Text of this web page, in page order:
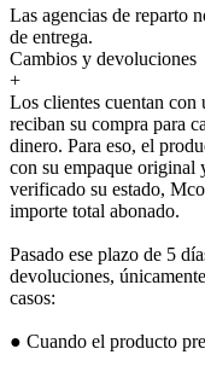
Las agencias de reparto
de entrega.
Cambios y devoluciones
+
Los clientes cuentan con
reciban su compra para
dinero. Para eso, el
con su empaque original
verificado su estado,
importe total abonado.
Pasado ese plazo de 5
devoluciones,
casos:
● Cuando el producto